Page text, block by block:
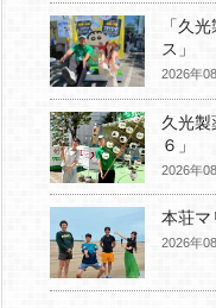
「久
ス」
2026年
久光製
６」
2026年
本荘マ
2026年